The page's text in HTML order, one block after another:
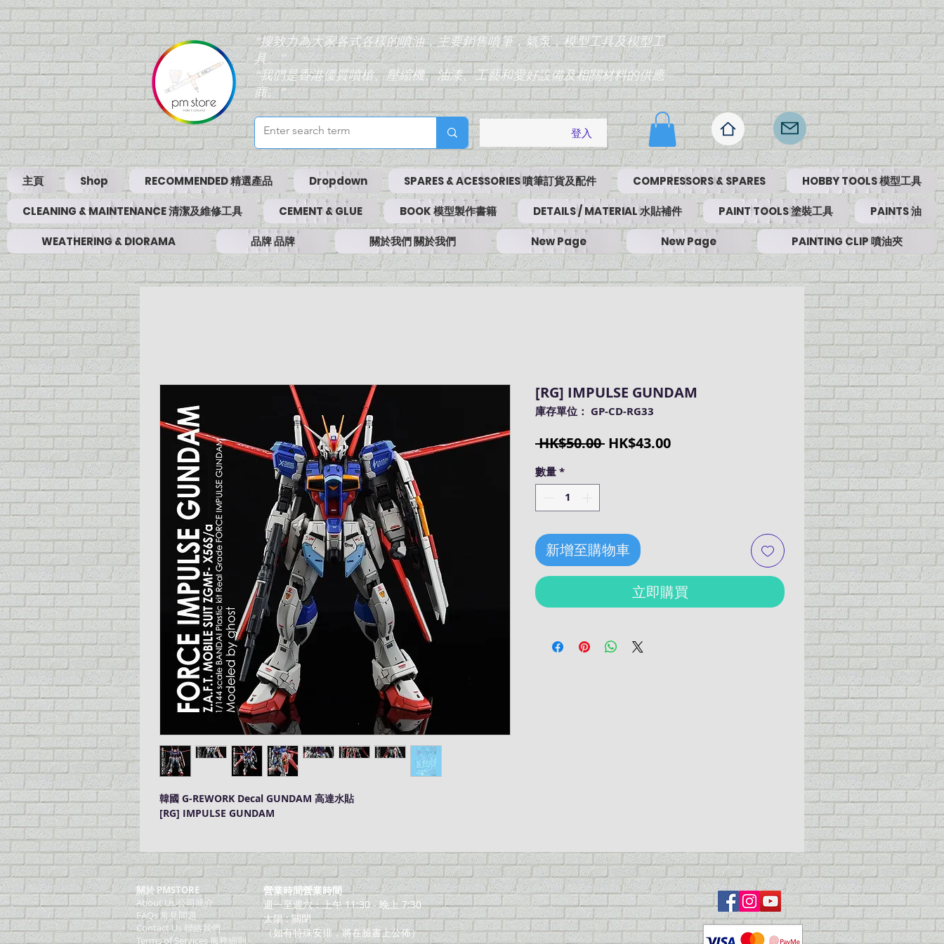
“搜致力為大家各式各樣的噴油，主要銷售噴筆，氣泵，模型工具及模型工
具。”
“我們是香港優質噴槍、壓縮機、油漆、工藝和愛好設備及相關材料的供應
商。”
登入
主頁 Shop RECOMMENDED 精選產品 Dropdown SPARES & ACESSORIES 噴筆訂貨及配件 COMPRESSORS & SPARES HOBBY TOOLS 模型工具
CLEANING & MAINTENANCE 清潔及維修工具 CEMENT & GLUE BOOK 模型製作書籍 DETAILS / MATERIAL 水貼補件 PAINT TOOLS 塗裝工具 PAINTS 油
WEATHERING & DIORAMA 品牌 品牌 關於我們 關於我們 New Page New Page PAINTING CLIP 噴油夾
韓國 G-REWORK Decal GUNDAM 高達水貼
[RG] IMPULSE GUNDAM
[RG] IMPULSE GUNDAM
庫存單位： GP-CD-RG33
HK$50.00 一
HK$43.00促
數量*
新增至購物車
立即購買
關於 PMSTORE
About Us 公司簡介
FAQs 常見問題
Contact Us 聯絡我們
​Terms of Services 服務細則
營業時間營業時間
週一至週六：上午 11:30 - 晚上 7:30
太陽 : 關閉
（如有特殊安排，將在臉書上公佈）